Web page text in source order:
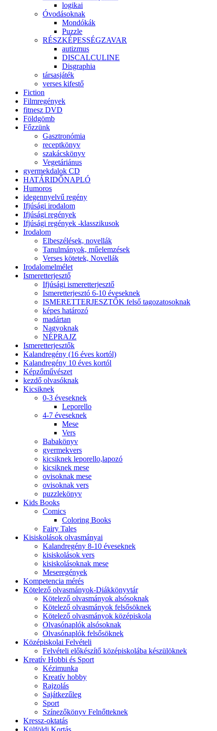
logikai
Óvodásoknak
Mondókák
Puzzle
RÉSZKÉPESSÉGZAVAR
autizmus
DISCALCULINE
Disgraphia
társasjáték
verses kifestő
Fiction
Filmregények
fitnesz DVD
Földgömb
Főzzünk
Gasztronómia
receptkönyv
szakácskönyv
Vegetáriánus
gyermekdalok CD
HATÁRIDŐNAPLÓ
Humoros
idegennyelvű regény
Ifjúsági irodalom
Ifjúsági regények
Ifjúsági regények -klasszikusok
Irodalom
Elbeszélések, novellák
Tanulmányok, műelemzések
Verses kötetek, Novellák
Irodalomelmélet
Ismeretterjesztő
Ifjúsági ismeretterjesztő
Ismeretterjesztó 6-10 éveseknek
ISMERETTERJESZTŐK felső tagozatosoknak
képes határozó
madártan
Nagyoknak
NÉPRAJZ
Ismeretterjesztők
Kalandregény (16 éves kortól)
Kalandregény 10 éves kortól
Képzőművészet
kezdő olvasóknak
Kicsiknek
0-3 éveseknek
Leporello
4-7 éveseknek
Mese
Vers
Babakönyv
gyermekvers
kicsiknek leporello,lapozó
kicsiknek mese
ovisoknak mese
ovisoknak vers
puzzlekönyv
Kids Books
Comics
Coloring Books
Fairy Tales
Kisiskolások olvasmányai
Kalandregény 8-10 éveseknek
kisiskolások vers
kisiskolásoknak mese
Meseregények
Kompetencia mérés
Kötelező olvasmányok-Diákkönyvtár
Kötelező olvasmányok alsósoknak
Kötelező olvasmányok felsősöknek
Kötelező olvasmányok középiskola
Olvasónaplók alsósoknak
Olvasónaplók felsősöknek
Középiskolai Felvételi
Felvételi előkészítő középiskolába készülöknek
Kreatív Hobbi és Sport
Kézimunka
Kreatív hobby
Rajzolás
Sajátkezűleg
Sport
Színezőkönyv Felnőtteknek
Kressz-oktatás
Külföldi Kortás